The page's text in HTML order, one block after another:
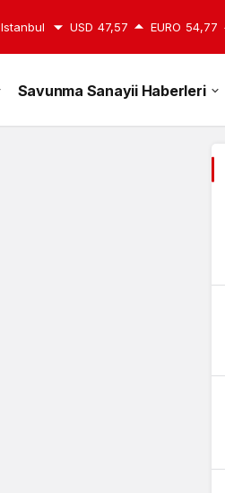
Istanbul USD 47,57 EURO 54,77
Savunma Sanayii Haberleri